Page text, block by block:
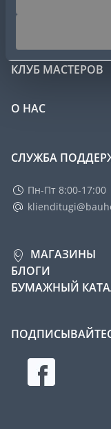
КЛУБ МАСТЕРОВ
О НАС
СЛУЖБА
Пн-Пт 8:00-17:00
МАГАЗИНЫ
БЛОГИ
БУМАЖНЫЙ